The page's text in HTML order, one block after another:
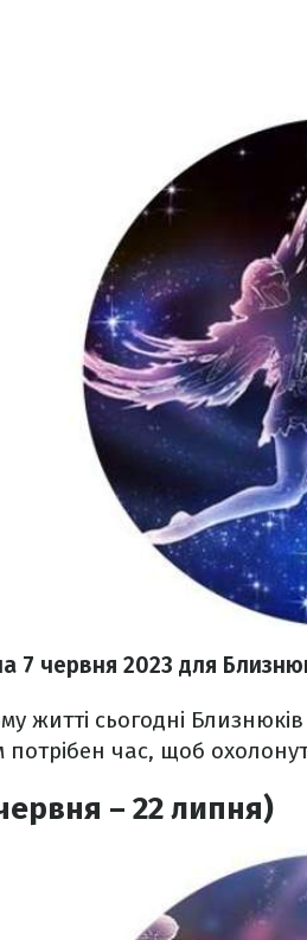
7 червня 2023 для
житті сьогодні
час, щоб
– 22 липня)